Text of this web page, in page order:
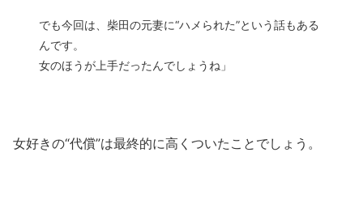
でも今回は、柴田の元妻に“ハメられた”という話もある
んです。
女のほうが上手だったんでしょうね」
女好きの“代償”は最終的に高くついたことでしょう。